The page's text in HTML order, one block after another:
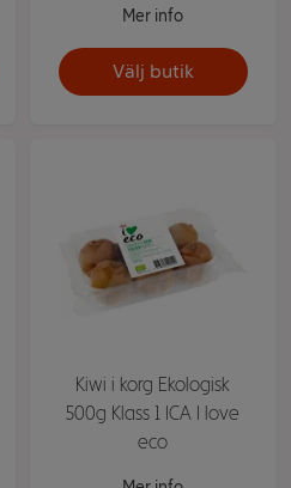
Mer info
Välj butik
Kiwi i korg Ekologisk
500g Klass 1 ICA I love
eco